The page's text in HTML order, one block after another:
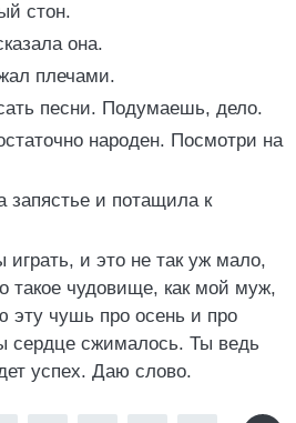
стон.
она.
плечами.
песни. Подумаешь, дело.
народен. Посмотри на
запястье и потащила к
и это не так уж мало,
такое чудовище, как мой муж,
эту чушь про осень и про
сердце сжималось. Ты ведь
успех. Даю слово.